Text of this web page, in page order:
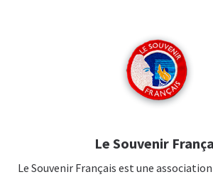
Le Souvenir
Le Souvenir Français est une